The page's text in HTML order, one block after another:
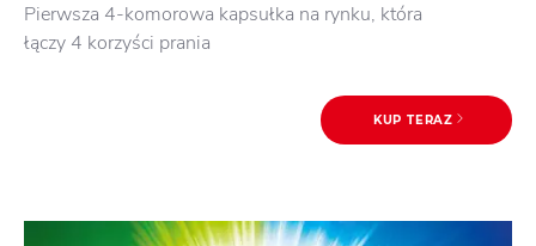
Pierwsza 4-komorowa kapsułka na rynku, która
łączy 4 korzyści prania
KUP TERAZ